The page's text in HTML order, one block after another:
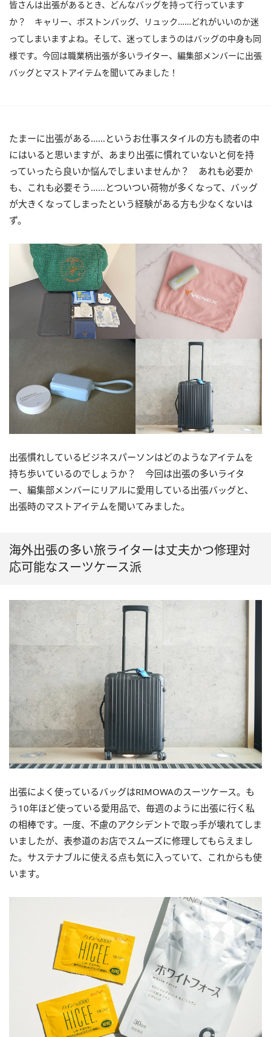
皆さんは出張があるとき、どんなバッグを持って行っています
か？ キャリー、ボストンバッグ、リュック……どれがいいのか迷
ってしまいますよね。そして、迷ってしまうのはバッグの中身も同
様です。今回は職業柄出張が多いライター、編集部メンバーに出張
バッグとマストアイテムを聞いてみました！
たまーに出張がある……というお仕事スタイルの方も読者の中
にはいると思いますが、あまり出張に慣れていないと何を持
っていったら良いか悩んでしまいませんか？ あれも必要か
も、これも必要そう……とついつい荷物が多くなって、バッグ
が大きくなってしまったという経験がある方も少なくないは
ず。
出張慣れしているビジネスパーソンはどのようなアイテムを
持ち歩いているのでしょうか？ 今回は出張の多いライタ
ー、編集部メンバーにリアルに愛用している出張バッグと、
出張時のマストアイテムを聞いてみました。
海外出張の多い旅ライターは丈夫かつ修理対
応可能なスーツケース派
出張によく使っているバッグはRIMOWAのスーツケース。も
う10年ほど使っている愛用品で、毎週のように出張に行く私
の相棒です。一度、不慮のアクシデントで取っ手が壊れてしま
いましたが、表参道のお店でスムーズに修理してもらえまし
た。サステナブルに使える点も気に入っていて、これからも使
います。